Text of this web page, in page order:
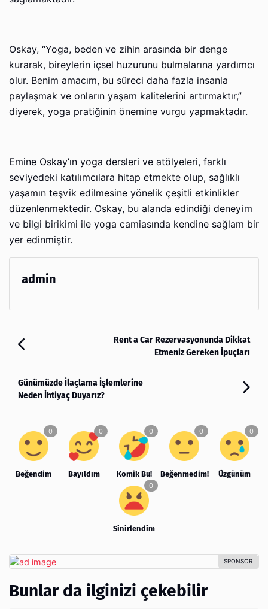
Oskay, “Yoga, beden ve zihin arasında bir denge
kurarak, bireylerin içsel huzurunu bulmalarına yardımcı
olur. Benim amacım, bu süreci daha fazla insanla
paylaşmak ve onların yaşam kalitelerini artırmaktır,”
diyerek, yoga pratiğinin önemine vurgu yapmaktadır.
Emine Oskay’ın yoga dersleri ve atölyeleri, farklı
seviyedeki katılımcılara hitap etmekte olup, sağlıklı
yaşamın teşvik edilmesine yönelik çeşitli etkinlikler
düzenlenmektedir. Oskay, bu alanda edindiği deneyim
ve bilgi birikimi ile yoga camiasında kendine sağlam bir
yer edinmiştir.
admin
Rent a Car Rezervasyonunda Dikkat
Etmeniz Gereken İpuçları
Günümüzde İlaçlama İşlemlerine
Neden İhtiyaç Duyarız?
Beğendim Bayıldım Komik Bu! Beğenmedim! Üzgünüm
Sinirlendim
Bunlar da ilginizi çekebilir